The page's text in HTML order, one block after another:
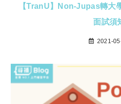
【TranU】Non-Jupas轉大
面試須
2021-